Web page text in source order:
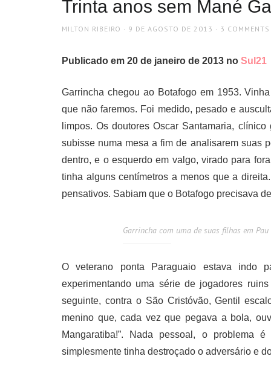
Trinta anos sem Mané
AUTHOR
MILTON RIBEIRO
POSTED
9 DE AGOSTO DE 2013 3 COMMENTS
Publicado em 20 de janeiro de 2013 no Sul21
Garrincha chegou ao Botafogo em 1953.
que não faremos. Foi medido, pesado e
limpos. Os doutores Oscar Santamaria,
subisse numa mesa a fim de analisarem suas
dentro, e o esquerdo em valgo, virado para
tinha alguns centímetros a menos que a
pensativos. Sabiam que o Botafogo precisava
Garrincha com uma de suas filhas em
O veterano ponta Paraguaio estava indo
experimentando uma série de jogadores
seguinte, contra o São Cristóvão, Gentil
menino que, cada vez que pegava a bola,
Mangaratiba!”. Nada pessoal, o problema
simplesmente tinha destroçado o adversário e